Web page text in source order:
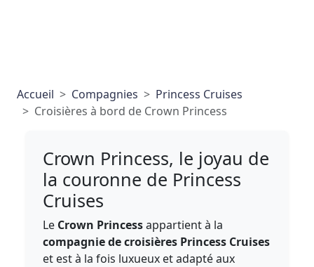
Accueil Compagnies
Princess Cruises
Croisières à bord de Crown Princess
Crown Princess, le joyau de
la couronne de Princess
Cruises
Le Crown Princessappartient à la
compagnie de croisières Princess Cruises
et est à la fois luxueux et adapté aux